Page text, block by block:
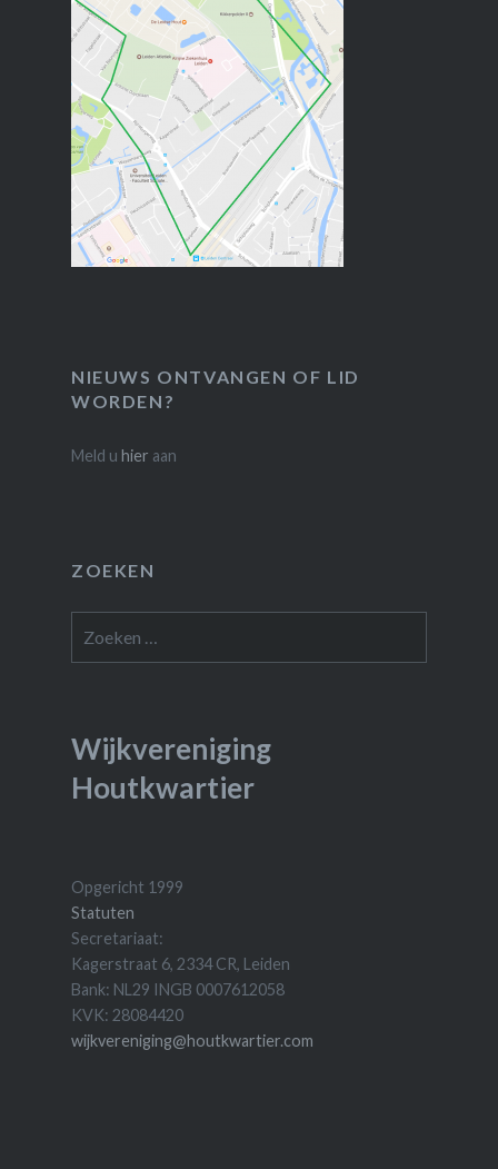
NIEUWS ONTVANGEN OF LID
WORDEN?
Meld u hier aan
ZOEKEN
naar:
Wijkvereniging
Houtkwartier
Opgericht 1999
Statuten
Secretariaat:
Kagerstraat 6, 2334 CR, Leiden
Bank: NL29 INGB 0007612058
KVK: 28084420
wijkvereniging@houtkwartier.com